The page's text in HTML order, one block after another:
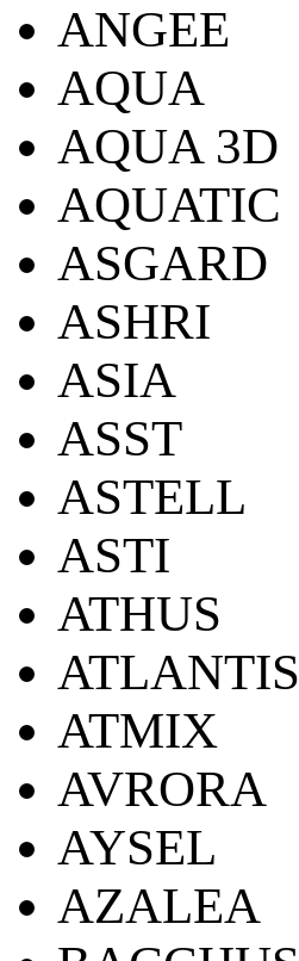
ANGEE
AQUA
AQUA 3D
AQUATIC
ASGARD
ASHRI
ASIA
ASST
ASTELL
ASTI
ATHUS
ATLANTIS
ATMIX
AVRORA
AYSEL
AZALEA